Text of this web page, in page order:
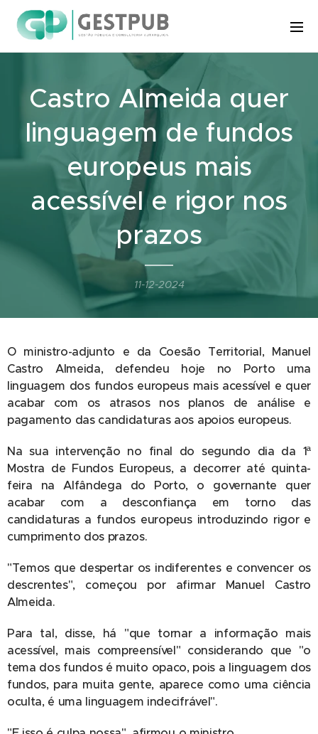
Castro Almeida quer
linguagem de fundos
europeus mais
acessível e rigor nos
prazos
11-12-2024
O ministro-adjunto e da Coesão Territorial, Manuel
Castro Almeida, defendeu hoje no Porto uma
linguagem dos fundos europeus mais acessível e quer
acabar com os atrasos nos planos de análise e
pagamento das candidaturas aos apoios europeus.
Na sua intervenção no final do segundo dia da 1ª
Mostra de Fundos Europeus, a decorrer até quinta-
feira na Alfândega do Porto, o governante quer
acabar com a desconfiança em torno das
candidaturas a fundos europeus introduzindo rigor e
cumprimento dos prazos.
"Temos que despertar os indiferentes e convencer os
descrentes", começou por afirmar Manuel Castro
Almeida.
Para tal, disse, há "que tornar a informação mais
acessível, mais compreensível" considerando que "o
tema dos fundos é muito opaco, pois a linguagem dos
fundos, para muita gente, aparece como uma ciência
oculta, é uma linguagem indecifrável".